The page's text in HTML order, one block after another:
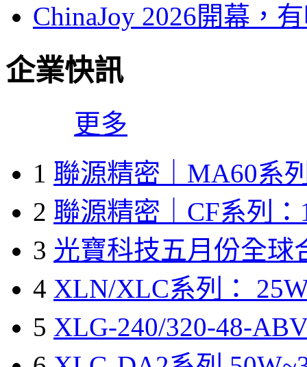
ChinaJoy 2026開幕，
企業快訊
更多
1 聯源精密｜MA60系
2 聯源精密｜CF系列：
3 光寶科技五月份全球
4 XLN/XLC系列：
5 XLG-240/320-48-